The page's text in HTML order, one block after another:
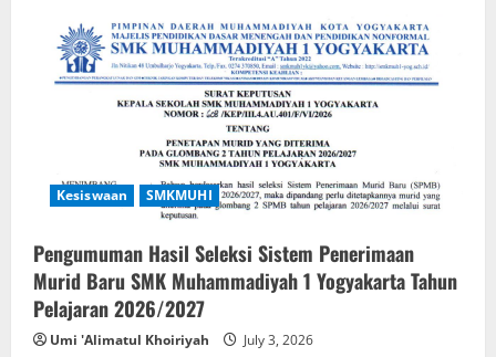
Kesiswaan SMKMUHI
Pengumuman Hasil Seleksi Sistem Penerimaan
Murid Baru SMK Muhammadiyah 1 Yogyakarta Tahun
Pelajaran 2026/2027
Umi 'Alimatul Khoiriyah July 3, 2026